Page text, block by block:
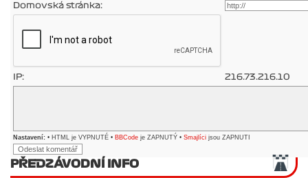
Domovská stránka:
IP: 216.73.216.10
Nastavení: • HTML je VYPNUTÉ • BBCode je ZAPNUTÝ • Smajlíci jsou ZAPNUTI
PŘEDZÁVODNÍ INFO